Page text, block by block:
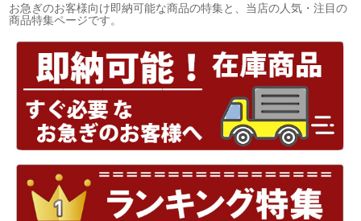
お急ぎのお客様向け即納可能な商品の特集と、当店の人気・注目の
商品特集ページです。